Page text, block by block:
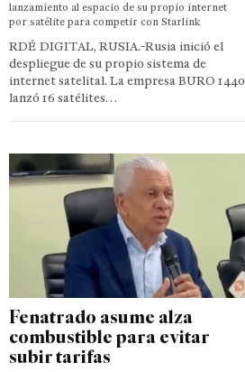
lanzamiento al espacio de su propio internet
por satélite para competir con Starlink
RDÉ DIGITAL, RUSIA.-Rusia inició el
despliegue de su propio sistema de
internet satelital. La empresa BURO 1440
lanzó 16 satélites…
Fenatrado asume alza
combustible para evitar
subir tarifas